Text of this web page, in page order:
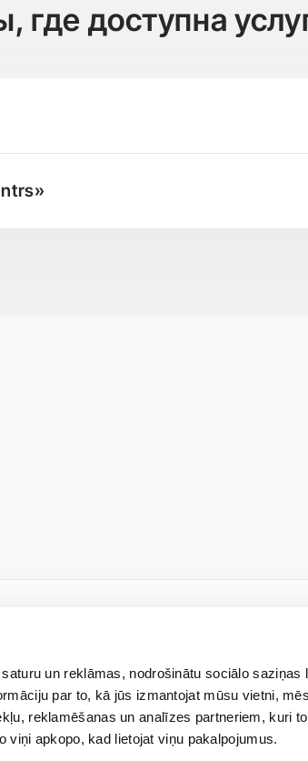
un reklāmas, nodrošinātu sociālo saziņas
par to, kā jūs izmantojat mūsu vietni,
reklamēšanas un analīzes partneriem, kuri
apkopo, kad lietojat viņu pakalpojumus.
где доступна
рассылку и